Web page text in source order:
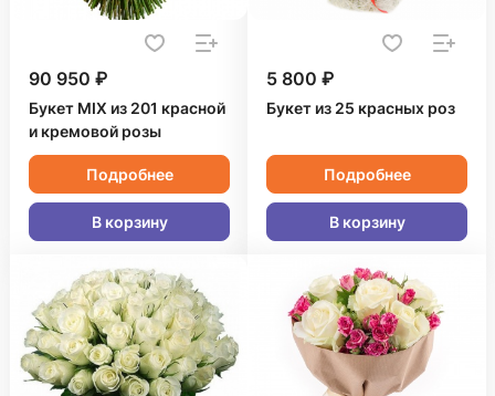
90 950 ₽
Букет MIX из 201 красной
и кремовой розы
Подробнее
В корзину
5 800 ₽
Букет из 25 красных роз
Подробнее
В корзину